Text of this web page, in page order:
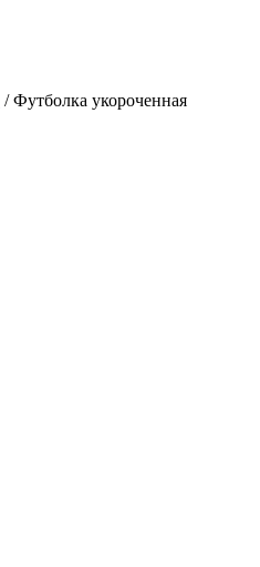
/ Футболка укороченная